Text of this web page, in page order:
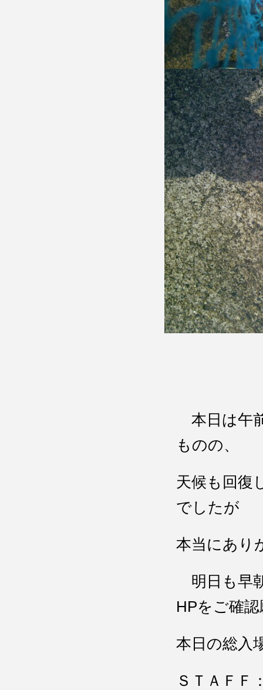
本日は午
ものの、
天候も回復
でしたが
本当にあり
明日も早
HPをご確
本日の総入
ＳＴＡＦＦ